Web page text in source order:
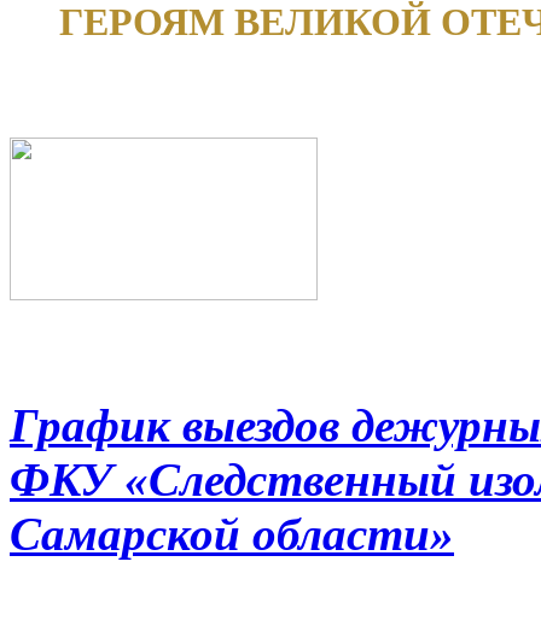
ГЕРОЯМ ВЕЛИКОЙ
График выездов
ФКУ «Следственный
Самарской области»